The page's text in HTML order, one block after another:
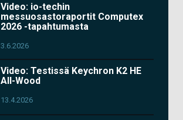
Video: io-techin
messuosastoraportit Computex
2026 -tapahtumasta
3.6.2026
Video: Testissä Keychron K2 HE
All-Wood
13.4.2026